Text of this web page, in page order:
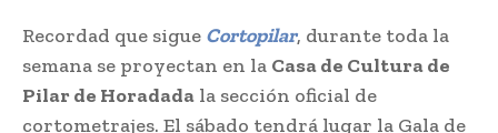
Recordad que sigue Cortopilar, durante toda la
semana se proyectan en la Casa de Cultura de
Pilar de Horadada la sección oficial de
cortometrajes. El sábado tendrá lugar la Gala de